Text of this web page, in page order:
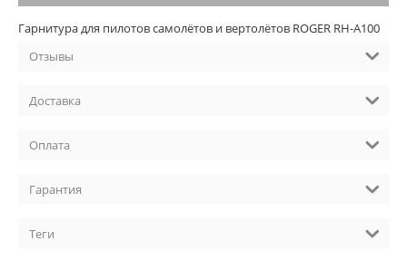
Гарнитура для пилотов самолётов и вертолётов ROGER RH-A100
Отзывы
Доставка
Оплата
Гарантия
Теги